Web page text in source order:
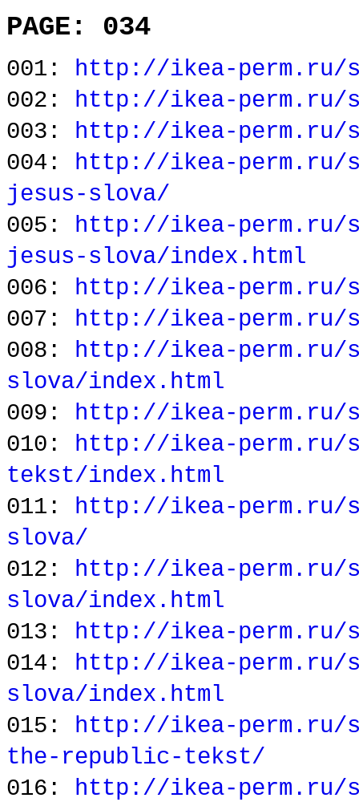
PAGE: 034
001: http://ikea-perm.ru/
002: http://ikea-perm.ru/
003: http://ikea-perm.ru/
004: http://ikea-perm.ru/
jesus-slova/
005: http://ikea-perm.ru/
jesus-slova/index.html
006: http://ikea-perm.ru/
007: http://ikea-perm.ru/
008: http://ikea-perm.ru/
slova/index.html
009: http://ikea-perm.ru/
010: http://ikea-perm.ru/
tekst/index.html
011: http://ikea-perm.ru/
slova/
012: http://ikea-perm.ru/
slova/index.html
013: http://ikea-perm.ru/
014: http://ikea-perm.ru/
slova/index.html
015: http://ikea-perm.ru/
the-republic-tekst/
016: http://ikea-perm.ru/